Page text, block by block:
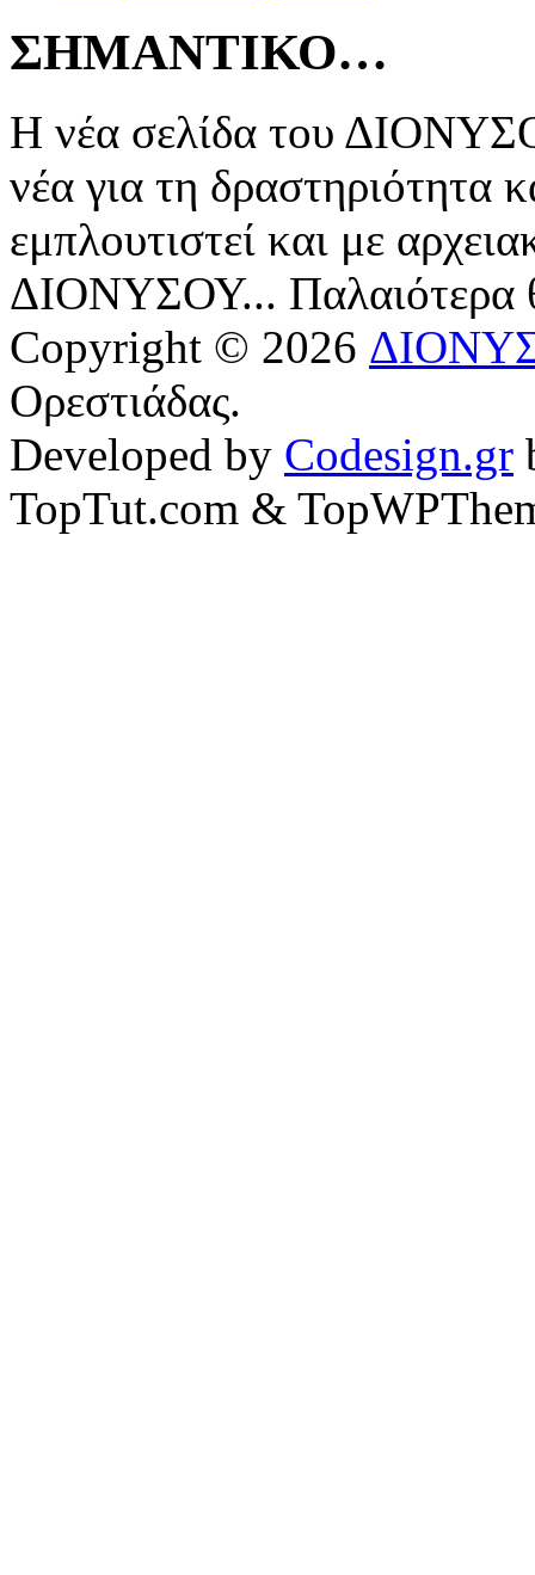
ΣΗΜΑΝΤΙΚΟ…
Η νέα σελίδα του
νέα για τη δραστηριότητα
εμπλουτιστεί και με
ΔΙΟΝΥΣΟΥ... Παλαιότερα
Copyright © 2026
Ορεστιάδας.
Developed by Codesign.gr
TopTut.com &